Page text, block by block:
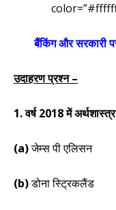
बैंकिंग और सरकारी
उदाहरण प्रश्न –
1. वर्ष 2018 में
(a)जेम्स पी एलिसन
(b)डोना स्ट्रिकलैंड